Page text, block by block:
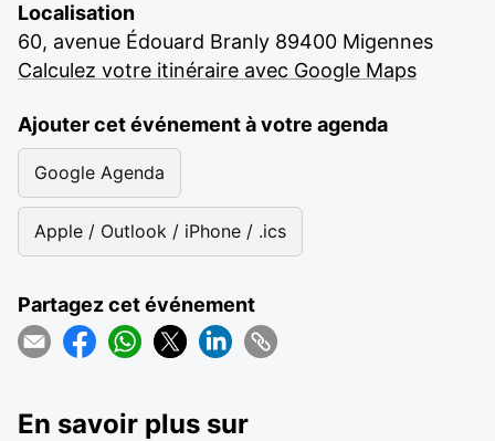
Localisation
60, avenue Édouard Branly 89400 Migennes
Calculez votre itinéraire avec Google Maps
Ajouter cet événement à votre agenda
Google Agenda
Apple / Outlook / iPhone / .ics
Partagez cet événement
En savoir plus sur